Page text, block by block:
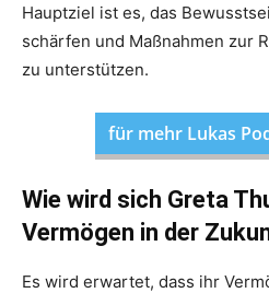
Hauptziel ist es, das
schärfen und Maßnahmen zur
zu unterstützen.
für mehr Lukas
Wie wird sich Greta
Vermögen in der
Es wird erwartet, dass ihr